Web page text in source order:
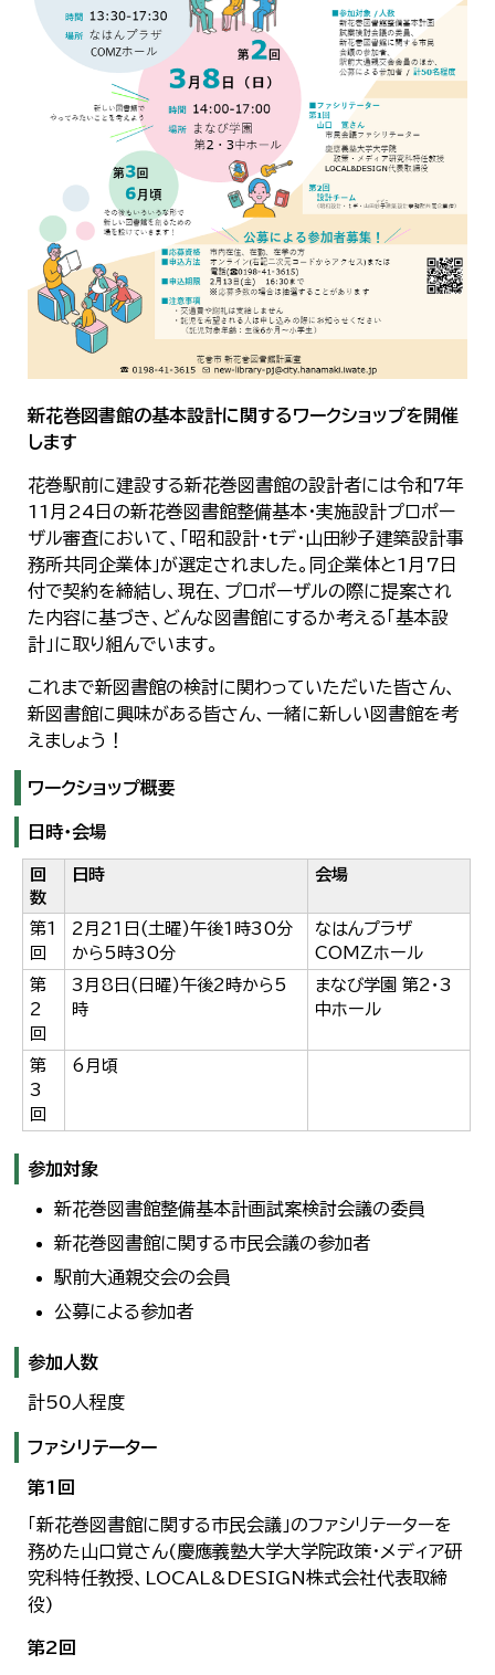
新花巻図書館の基本設計に関するワークショップを開催
します
花巻駅前に建設する新花巻図書館の設計者には令和7年
11月24日の新花巻図書館整備基本・実施設計プロポー
ザル審査において、「昭和設計・tデ・山田紗子建築設計事
務所共同企業体」が選定されました。同企業体と1月7日
付で契約を締結し、現在、プロポーザルの際に提案され
た内容に基づき、どんな図書館にするか考える「基本設
計」に取り組んでいます。
これまで新図書館の検討に関わっていただいた皆さん、
新図書館に興味がある皆さん、一緒に新しい図書館を考
えましょう！
ワークショップ概要
日時・会場
回
数
日時 会場
第1
回
2月21日(土曜)午後1時30分
から5時30分
なはんプラザ
COMZホール
第
2
回
3月8日(日曜)午後2時から5
時
まなび学園 第2・3
中ホール
第
3
回
6月頃
参加対象
新花巻図書館整備基本計画試案検討会議の委員
新花巻図書館に関する市民会議の参加者
駅前大通親交会の会員
公募による参加者
参加人数
計50人程度
ファシリテーター
第1回
「新花巻図書館に関する市民会議」のファシリテーターを
務めた山口覚さん(慶應義塾大学大学院政策・メディア研
究科特任教授、LOCAL&DESIGN株式会社代表取締
役)
第2回